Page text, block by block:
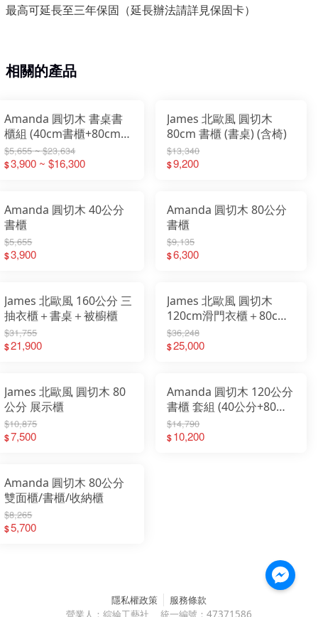
最高可延長至三年保固（延長辦法請詳見保固卡）
相關的產品
Amanda 圓切木 書桌書
櫃組 (40cm書櫃+80cm書
櫃+四尺書桌)
$5,655 ~ $23,634
$3,900 ~ $16,300
James 北歐風 圓切木
80cm 書櫃 (書桌) (含椅)
$13,340
$9,200
Amanda 圓切木 40公分
書櫃
$5,655
$3,900
Amanda 圓切木 80公分
書櫃
$9,135
$6,300
James 北歐風 160公分 三
抽衣櫃＋書桌＋被櫥櫃
$31,755
$21,900
James 北歐風 圓切木
120cm滑門衣櫃＋80cm
書櫃(書桌)＋被櫥櫃
$36,248
$25,000
James 北歐風 圓切木 80
公分 展示櫃
$10,875
$7,500
Amanda 圓切木 120公分
書櫃 套組 (40公分+80公
分)
$14,790
$10,200
Amanda 圓切木 80公分
雙面櫃/書櫃/收納櫃
$8,265
$5,700
隱私權政策
服務條款
營業人： 綜綸工藝社 統一編號： 47371586